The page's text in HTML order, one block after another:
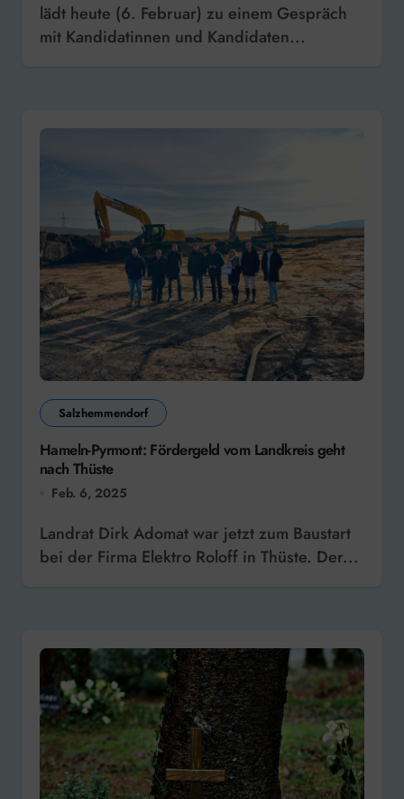
lädt heute (6. Februar) zu einem Gespräch
mit Kandidatinnen und Kandidaten...
Salzhemmendorf
Hameln-Pyrmont: Fördergeld vom Landkreis geht
nach Thüste
Feb. 6, 2025
Landrat Dirk Adomat war jetzt zum Baustart
bei der Firma Elektro Roloff in Thüste. Der...